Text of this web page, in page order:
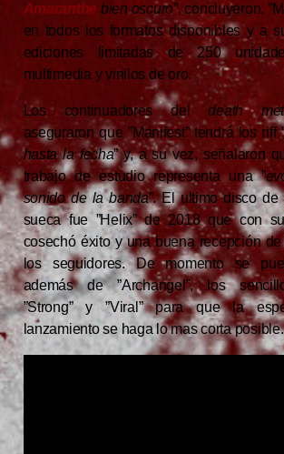
Amaranthe bien oscuro”, concluyeron.
en todos los formatos disponibles y a
ediciones limitadas de 250
multimedia y vinilos de oro.
Los continuadores deldeath
aseguraron que ”Manifest” tendrá los riff
hasta la fecha” y, a su vez, señalaron
trabajo de estudio representa una ”
sonido de la banda”. El ultimo disco de
sueca fue ”Helix” de 2018 que con
cosechó éxito y una buena recepción
los seguidores. De momento se
además de ”Archangel”, los
”Strong” y ”Viral” para que la
lanzamiento se haga lo mas corta posible.